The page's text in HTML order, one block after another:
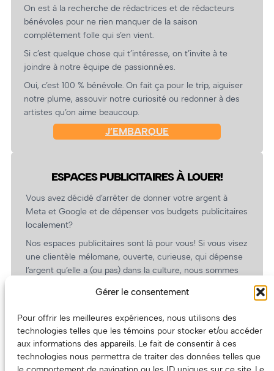
Gérer le consentement
Pour offrir les meilleures expériences, nous utilisons des
technologies telles que les témoins pour stocker et/ou accéder
aux informations des appareils. Le fait de consentir à ces
technologies nous permettra de traiter des données telles que
On est à la recherche de rédactrices et de rédacteurs
bénévoles pour ne rien manquer de la saison
complètement folle qui s’en vient.
Si c’est quelque chose qui t’intéresse, on t’invite à te
joindre à notre équipe de passionné.es.
Oui, c’est 100 % bénévole. On fait ça pour le trip, aiguiser
notre plume, assouvir notre curiosité ou redonner à des
artistes qu’on aime beaucoup.
J’EMBARQUE
ESPACES PUBLICITAIRES À LOUER!
Vous avez décidé d’arrêter de donner votre argent à
Meta et Google et de dépenser vos budgets publicitaires
localement?
Nos espaces publicitaires sont là pour vous! Si vous visez
une clientèle mélomane, ouverte, curieuse, qui dépense
l’argent qu’elle a (ou pas) dans la culture, nous sommes
revient.
(Oui, on va avoir des tarifs spéciaux pour vous, les
artistes!)